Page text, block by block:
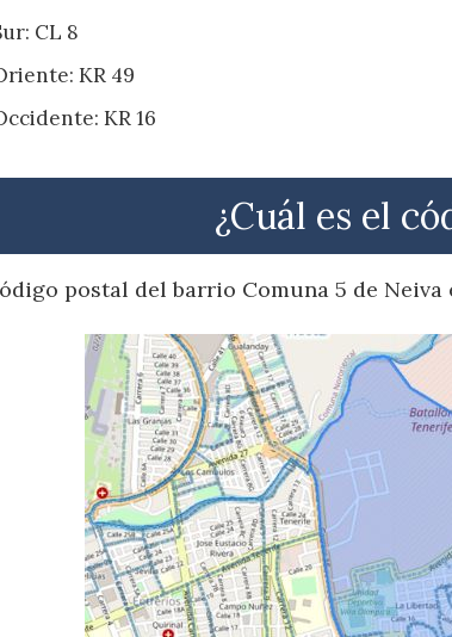
CL 8
KR 49
KR 16
¿Cuál es el
postal del barrio Comuna 5 de Neiva